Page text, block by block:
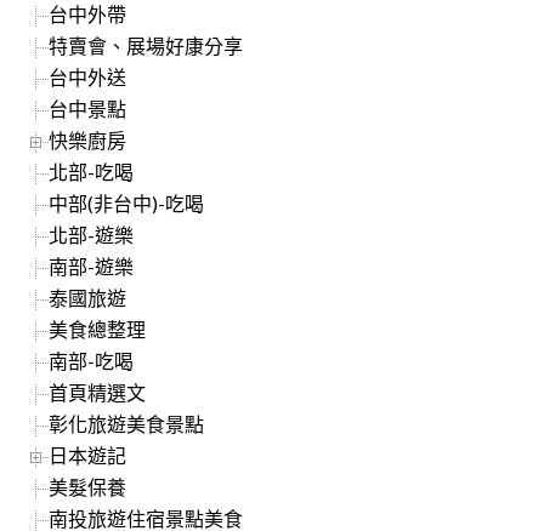
台中外帶
特賣會、展場好康分享
台中外送
台中景點
快樂廚房
北部-吃喝
中部(非台中)-吃喝
北部-遊樂
南部-遊樂
泰國旅遊
美食總整理
南部-吃喝
首頁精選文
彰化旅遊美食景點
日本遊記
美髮保養
南投旅遊住宿景點美食